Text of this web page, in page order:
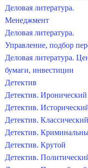
Деловая литература.
Менеджмент
Деловая литература.
Управление, подбор
Деловая литература.
бумаги, инвестиции
Детектив
Детектив. Иронический
Детектив.
Детектив. Классический
Детектив.
Детектив. Крутой
Детектив.